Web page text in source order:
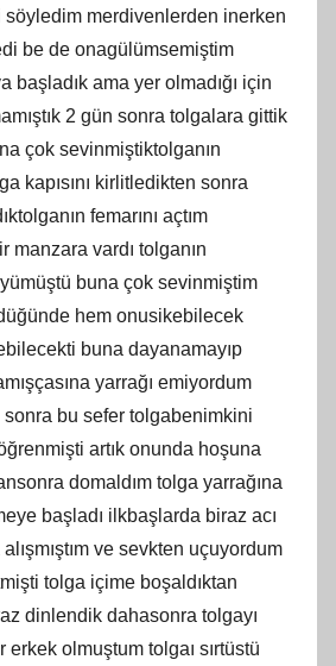
merdivenlerden inerken
be de onagülümsemiştim
başladık ama yer olmadığı için
2 gün sonra tolgalara gittik
çok sevinmiştiktolganın
kapısını kirlitledikten sonra
femarını açtım
manzara vardı tolganın
buna çok sevinmiştim
hem onusikebilecek
buna dayanamayıp
yarrağı emiyordum
bu sefer tolgabenimkini
artık onunda hoşuna
domaldım tolga yarrağına
başladı ilkbaşlarda biraz acı
ve sevkten uçuyordum
tolga içime boşaldıktan
dinlendik dahasonra tolgayı
erkek olmuştum tolgaı sırtüstü